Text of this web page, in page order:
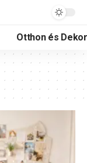
Otthon és